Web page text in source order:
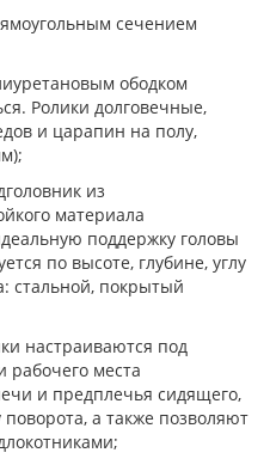
сечением
ободком
Ролики долговечные,
и царапин на полу,
из
материала
поддержку головы
по высоте, глубине, углу
стальной, покрытый
настраиваются под
рабочего места
и предплечья сидящего,
поворота, а также позволяют